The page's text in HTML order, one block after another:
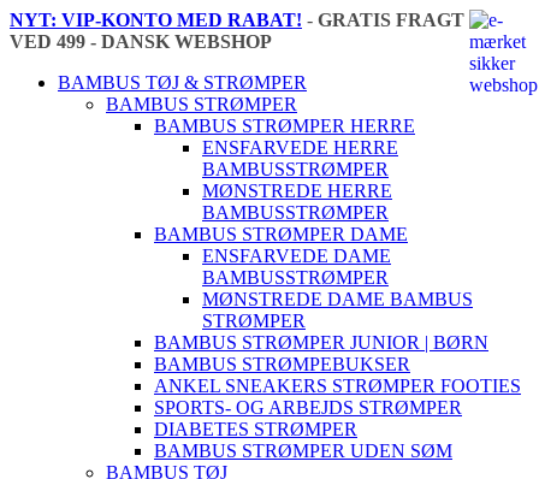
NYT: VIP-KONTO MED RABAT! - GRATIS FRAGT
VED 499 - DANSK WEBSHOP
BAMBUS TØJ & STRØMPER
BAMBUS STRØMPER
BAMBUS STRØMPER HERRE
ENSFARVEDE HERRE
BAMBUSSTRØMPER
MØNSTREDE HERRE
BAMBUSSTRØMPER
BAMBUS STRØMPER DAME
ENSFARVEDE DAME
BAMBUSSTRØMPER
MØNSTREDE DAME BAMBUS
STRØMPER
BAMBUS STRØMPER JUNIOR | BØRN
BAMBUS STRØMPEBUKSER
ANKEL SNEAKERS STRØMPER FOOTIES
SPORTS- OG ARBEJDS STRØMPER
DIABETES STRØMPER
BAMBUS STRØMPER UDEN SØM
BAMBUS TØJ